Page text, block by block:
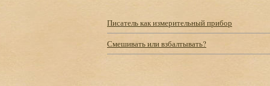
Писатель как измерительный прибор
Смешивать или взбалтывать?